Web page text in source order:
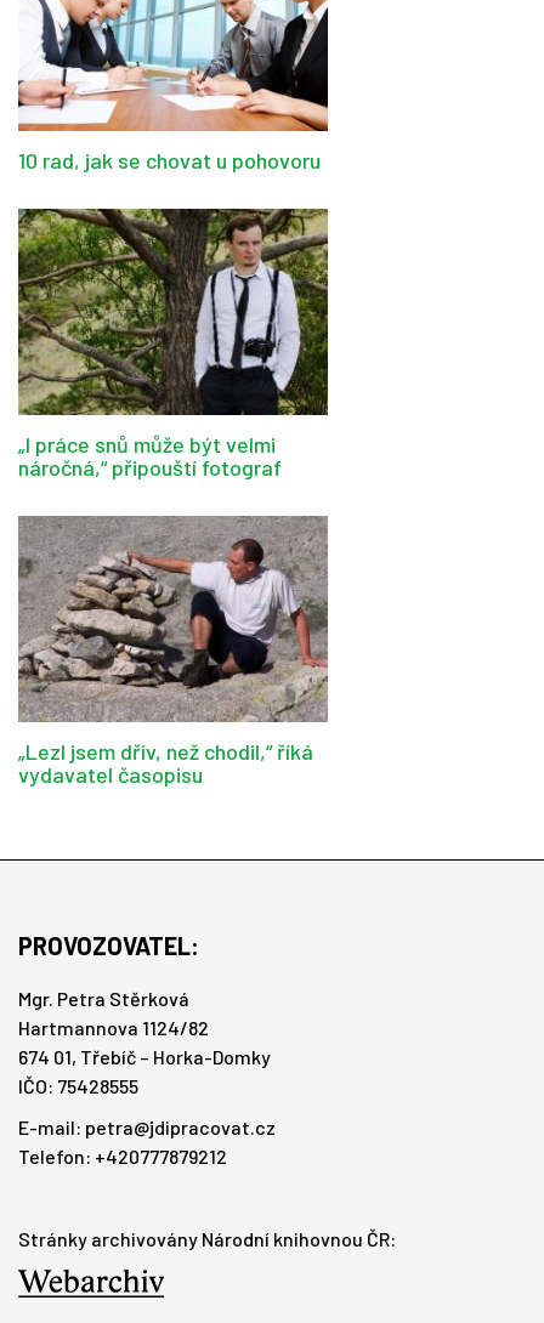
10 rad, jak se chovat u pohovoru
„I práce snů může být velmi
náročná,“ připouští fotograf
„Lezl jsem dřív, než chodil,“ říká
vydavatel časopisu
PROVOZOVATEL:
Mgr. Petra Stěrková
Hartmannova 1124/82
674 01, Třebíč – Horka-Domky
IČO: 75428555
E-mail: petra@jdipracovat.cz
Telefon: +420777879212
Stránky archivovány Národní knihovnou ČR: